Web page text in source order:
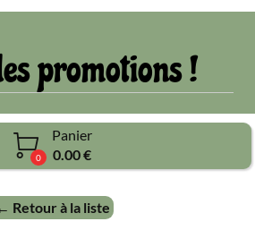
promotions !
0
Panier
0.00 €
Retour à la liste